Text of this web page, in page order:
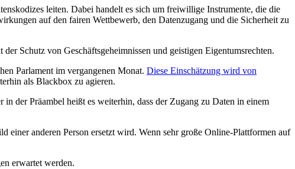
leiten. Dabei handelt es sich um freiwillige Instrumente, die die
auf den fairen Wettbewerb, den Datenzugang und die Sicherheit zu
Schutz von Geschäftsgeheimnissen und geistigen Eigentumsrechten.
Parlament im vergangenen Monat. Diese Einschätzung wird von
als Blackbox zu agieren.
der Präambel heißt es weiterhin, dass der Zugang zu Daten in einem
einer anderen Person ersetzt wird. Wenn sehr große Online-Plattformen auf
erwartet werden.